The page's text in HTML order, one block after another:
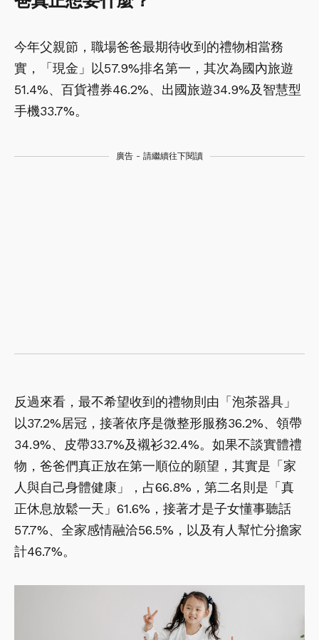
今年父親節，職場爸爸最期待收到的禮物相當務
實，「現金」以57.9%排名第一，其次為國內旅遊
51.4%、百貨禮券46.2%、出國旅遊34.9%及智慧型
手機33.7%。
廣告 - 請繼續往下閱讀
反過來看，最不希望收到的禮物則由「泡茶器具」
以37.2%居冠，接著依序是微整形服務36.2%、領帶
34.9%、皮帶33.7%及襯衫32.4%。如果不談實體禮
物，爸爸們真正放在第一順位的願望，其實是「家
人與自己身體健康」，占66.8%，第二名則是「真
正休息放鬆一天」61.6%，接著才是子女懂事聽話
57.7%、全家感情融洽56.5%，以及有人幫忙分擔家
計46.7%。